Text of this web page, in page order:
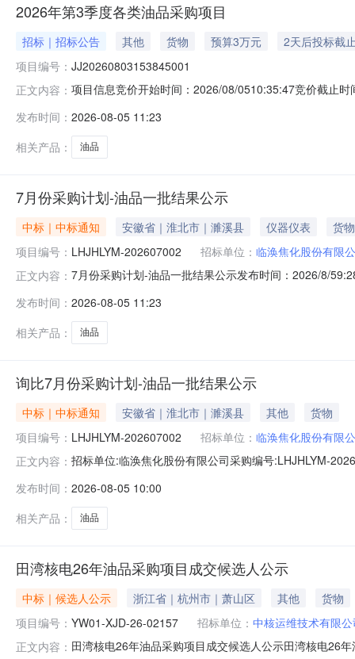
2026年第3季度各类油品采购项目
招标｜招标公告 其他 货物 预算3万元
2天后投标截
项目编号： JJ20260803153845001
正文内容： 项目信息竞价开始时间：2026/08/0510:35:47竞价截止
预算（元）：30000.0交货天数：合同签订后7天内供货
发布时间： 2026-08-05 11:23
相关产品：
油品
7月份采购计划-油品一批结果公示
中标｜中标通知 安徽省｜淮北市｜濉溪县 仪器仪表
货物
项目编号： LHJHLYM-202607002 招标单位： 临涣焦化股份有限
正文内容： 7月份采购计划-油品一批结果公示发布时间：2026/8/
与成交供应商双方合同的一部分。如对以上公示有疑问
发布时间： 2026-08-05 11:23
相关产品：
油品
询比7月份采购计划-油品一批结果公示
中标｜中标通知 安徽省｜淮北市｜濉溪县 其他
货物
项目编号： LHJHLYM-202607002 招标单位： 临涣焦化股份有限
正文内容： 招标单位:临涣焦化股份有限公司采购编号:LHJHLYM-
流有限公司,河南丽浮过滤器有限公司,淮北市柏润商贸有
发布时间： 2026-08-05 10:00
相关产品：
油品
田湾核电26年油品采购项目成交候选人公示
中标｜候选人公示 浙江省｜杭州市｜萧山区 其他
货物
项目编号： YW01-XJD-26-02157 招标单位： 中核运维技术有限
正文内容： 田湾核电26年油品采购项目成交候选人公示田湾核电26